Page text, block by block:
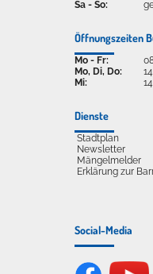
Sa - So:
Öffnungszeiten
Mo - Fr:
Mo, Di, Do:
Mi:
Dienste
Stadtplan
Newsletter
Mängelmelder
Erklärung zur
Social-Media